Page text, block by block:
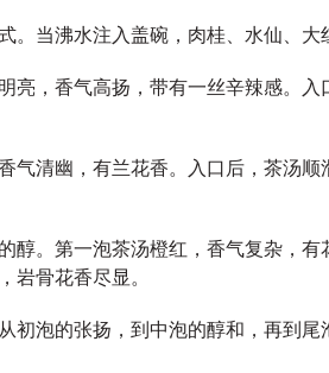
当沸水注入盖碗，肉桂、水仙、大
亮，香气高扬，带有一丝辛辣感。
气清幽，有兰花香。入口后，茶汤
醇。第一泡茶汤橙红，香气复杂，
岩骨花香尽显。
初泡的张扬，到中泡的醇和，再到